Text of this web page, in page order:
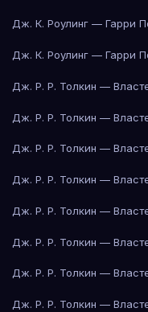
Дж. К. Роулинг — Гарри
Дж. К. Роулинг — Гарри
Дж. Р. Р. Толкин —
Дж. Р. Р. Толкин —
Дж. Р. Р. Толкин —
Дж. Р. Р. Толкин —
Дж. Р. Р. Толкин —
Дж. Р. Р. Толкин —
Дж. Р. Р. Толкин —
Дж. Р. Р. Толкин —